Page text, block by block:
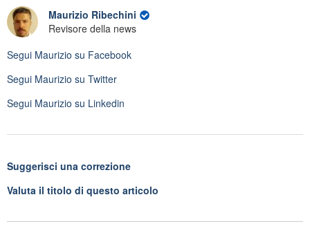
Maurizio Ribechini
Revisore della news
Segui Maurizio su Facebook
Segui Maurizio su Twitter
Segui Maurizio su Linkedin
Suggerisci una correzione
Valuta il titolo di questo articolo